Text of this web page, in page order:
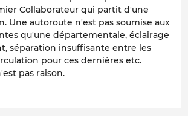
Collaborateur qui partit d'une
Une autoroute n'est pas soumise aux
qu'une départementale, éclairage
séparation insuffisante entre les
pour ces dernières etc.
pas raison.